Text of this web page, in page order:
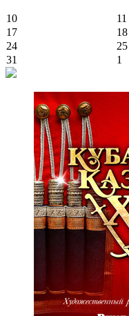
10 11
17
18
24
25
31
1